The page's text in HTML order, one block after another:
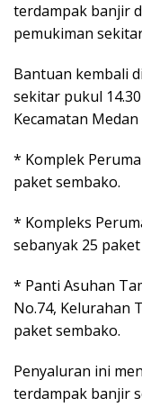
terdampak banjir
pemukiman
Bantuan kembali
sekitar pukul
Kecamatan
* Komplek
paket sembako.
* Kompleks
sebanyak 25
* Panti Asuhan
No.74, Kelurahan
paket sembako.
Penyaluran ini
terdampak banjir